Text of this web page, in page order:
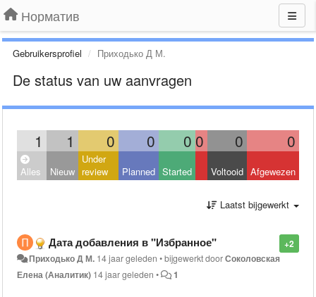
Норматив
Gebruikersprofiel Приходько Д М.
De status van uw aanvragen
1 1 0 0 0 0 0 0
Alles Nieuw
Under
review
Planned Started Voltooid Afgewezen
Laatst bijgewerkt
+2
Дата добавления в "Избранное"
Приходько Д М. 14 jaar geleden •bijgewerkt doorСоколовская
Елена (Аналитик) 14 jaar geleden • 1